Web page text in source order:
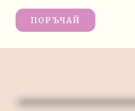
ПОРЪЧАЙ